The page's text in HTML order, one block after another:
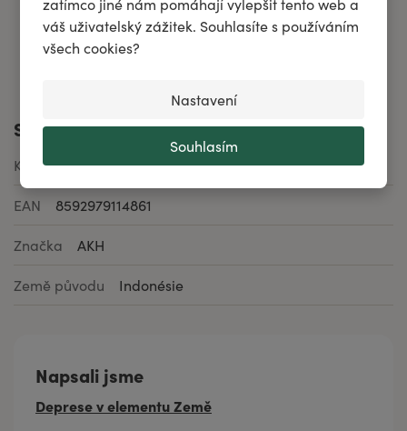
zatímco jiné nám pomáhají vylepšit tento web a
váš uživatelský zážitek. Souhlasíte s používáním
všech cookies?
Nastavení
Souhlasím
Menstruace
Specifikace
Kód produktu h4081b
EAN 8592979114861
Značka AKH
Země původu Indonésie
Napsali jsme
Deprese v elementu Země